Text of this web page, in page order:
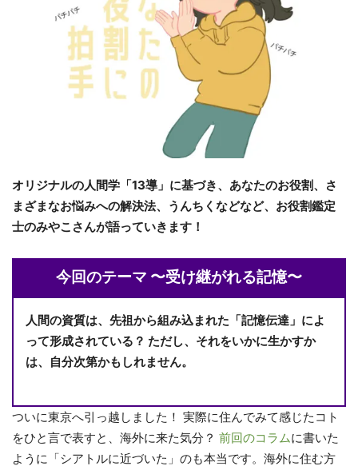
オリジナルの人間学「13導」に基づき、あなたのお役割、さ
まざまなお悩みへの解決法、うんちくなどなど、お役割鑑定
士のみやこさんが語っていきます！
今回のテーマ 〜受け継がれる記憶〜
人間の資質は、先祖から組み込まれた「記憶伝達」によ
って形成されている？ ただし、それをいかに生かすか
は、自分次第かもしれません。
ついに東京へ引っ越しました！ 実際に住んでみて感じたコト
をひと言で表すと、海外に来た気分？ 前回のコラムに書いた
ように「シアトルに近づいた」のも本当です。海外に住む方